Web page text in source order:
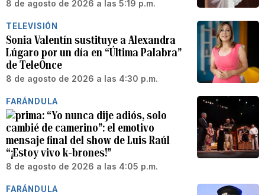
8 de agosto de 2026 a las 5:19 p.m.
TELEVISIÓN
Sonia Valentín sustituye a Alexandra
Lúgaro por un día en “Última Palabra”
de TeleOnce
8 de agosto de 2026 a las 4:30 p.m.
FARÁNDULA
“Yo nunca dije adiós, solo
cambié de camerino”: el emotivo
mensaje final del show de Luis Raúl
“¡Estoy vivo k-brones!”
8 de agosto de 2026 a las 4:05 p.m.
FARÁNDULA